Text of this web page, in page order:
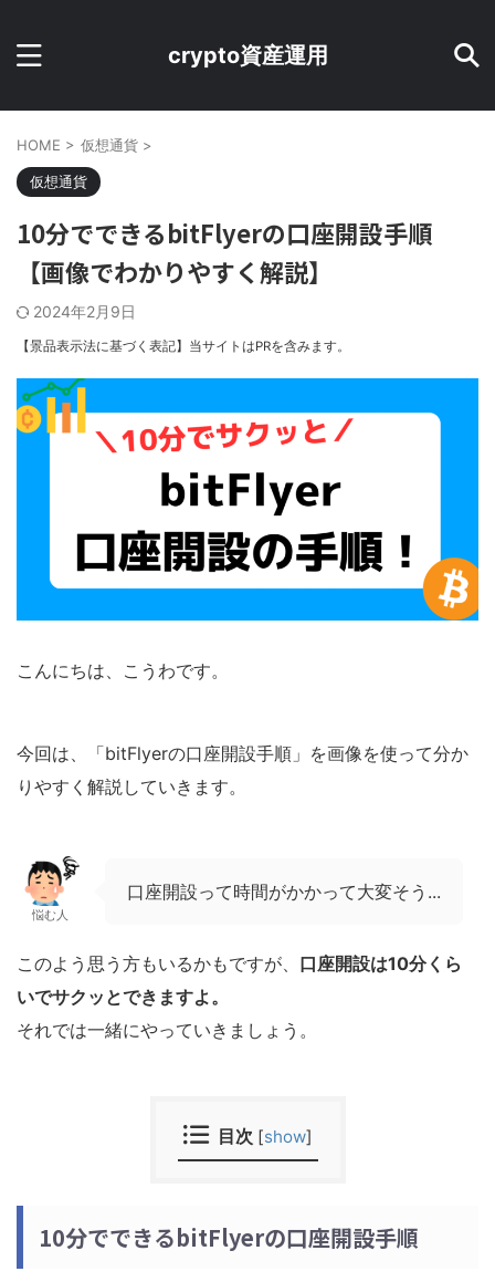
crypto資産運用
HOME > 仮想通貨 >
仮想通貨
10分でできるbitFlyerの口座開設手順
【画像でわかりやすく解説】
2024年2月9日
【景品表示法に基づく表記】当サイトはPRを含みます。
こんにちは、こうわです。
今回は、「bitFlyerの口座開設手順」を画像を使って分か
りやすく解説していきます。
悩む人
口座開設って時間がかかって大変そう...
このよう思う方もいるかもですが、 口座開設は10分くら
いでサクッとできますよ。
それでは一緒にやっていきましょう。
目次 [show]
10分でできるbitFlyerの口座開設手順